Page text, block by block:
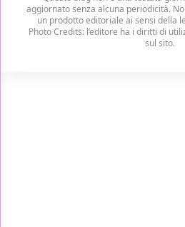
aggiornato senza alcuna periodicità.
un prodotto editoriale ai sensi della
Photo Credits: l’editore ha i diritti di
sul sito.